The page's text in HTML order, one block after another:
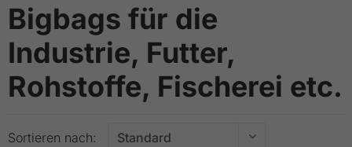
Bigbags für die
Industrie, Futter,
Rohstoffe, Fischerei etc.
Sortieren nach: